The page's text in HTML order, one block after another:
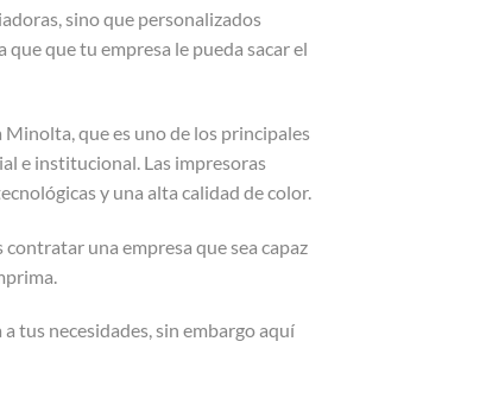
sino que personalizados
que tu empresa le pueda sacar el
que es uno de los principales
e institucional. Las impresoras
y una alta calidad de color.
una empresa que sea capaz
tus necesidades, sin embargo aquí